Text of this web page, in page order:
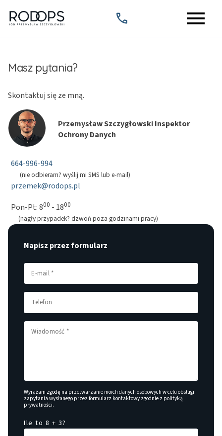
call menu
Masz pytania?
Skontaktuj się ze mną.
Przemysław Szczygłowski Inspektor
Ochrony Danych
664-996-994
(nie odbieram? wyślij mi SMS lub e-mail)
przemek@rodops.pl
Pon-Pt: 800 - 1800
(nagły przypadek? dzwoń poza godzinami pracy)
Napisz przez formularz
Wyrażam zgodę na przetwarzanie moich danych osobowych w celu obsługi
zapytania wysłanego przez formularz kontaktowy zgodnie z polityką
prywatności.
Ile to 8 + 3?